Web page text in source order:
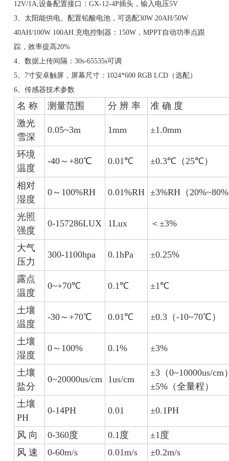
12V/1A,设备配置接口：GX-12-4P插头，输入电压5V
3、太阳能供电、配置铅酸电池，可选配30W 20AH/50W
40AH/100W 100AH.充电控制器：150W，MPPT自动功率点跟
踪，效率提高20%
4、数据上传间隔：30s-65535s可调
5、7寸安卓触屏，屏幕尺寸：1024*600 RGB LCD（选配）
6、传感器技术参数
名 称 测量范围 分 辨 率
准 确 度
激光
雪深
0.05~3m 1mm ±1.0mm
环境
温度
-40～+80℃ 0.01℃ ±0.3℃（25℃）
相对
湿度
0～100%RH 0.01%RH ±3%RH（
光照
强度
0-157286LUX 1Lux ＜±3%
大气
压力
300-1100hpa 0.1hPa ±0.25%
露点
温度
0~+70℃ 0.1℃ ±1℃
土壤
温度
-30～+70℃ 0.01℃ ±0.3（-10~70℃）
土壤
湿度
0～100% 0.1% ±3%
土壤
盐分
0~20000us/cm 1us/cm
±3（0~10000us/cm
±5%（全量程）
土壤
PH
0-14PH 0.01 ±0.1PH
风 向 0-360度 0.1度
±1度
风 速
0-60m/s 0.01m/s ±0.2m/s